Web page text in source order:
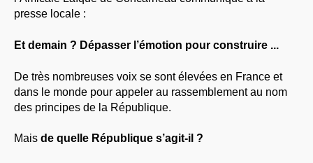
* [ connexion Adhérents ].
presse locale :
Et demain ? Dépasser l’émotion pour construire ...
De très nombreuses voix se sont élevées en France et
dans le monde pour appeler au rassemblement au nom
des principes de la République.
Mais de quelle République s’agit-il ?